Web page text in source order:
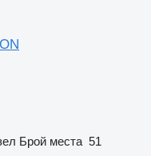
Брой места 51